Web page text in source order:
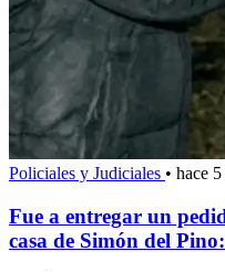
Policiales y Judiciales • hace
Fue a entregar un
casa de Simón del